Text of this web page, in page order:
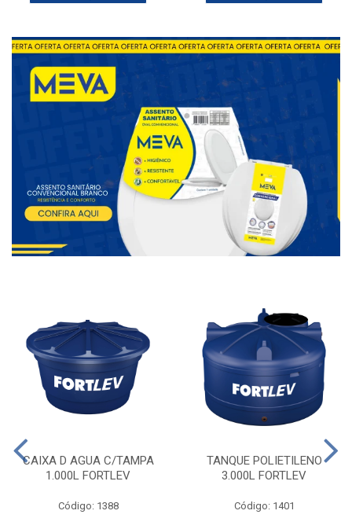
CAIXA D AGUA C/TAMPA
1.000L FORTLEV
Código: 1388
TANQUE POLIETILENO
3.000L FORTLEV
Código: 1401